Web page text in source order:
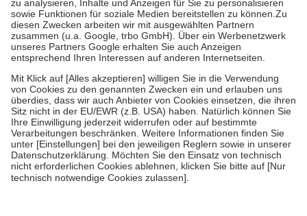
Bei Heilmitteln und häuslicher Krankenpflege beträgt die
Zuzahlung zehn Prozent der Kosten sowie zehn Euro je
Verordnung.
Um das Engagement der Versicherten für ihre eigene Gesundheit zu
stärken und die besondere Stellung der Familie zu unterstützen,
fallenkeine Zuzahlungenan bei:
• Kindern und Jugendlichen bis zum vollendeten 18. Lebensjahr
mit Ausnahme der Fahrkosten
• Untersuchungen zur Vorsorge und Früherkennung, die von der
GKV getragen werden
• empfohlenen Schutzimpfungen
• Harn- und Blutteststreifen